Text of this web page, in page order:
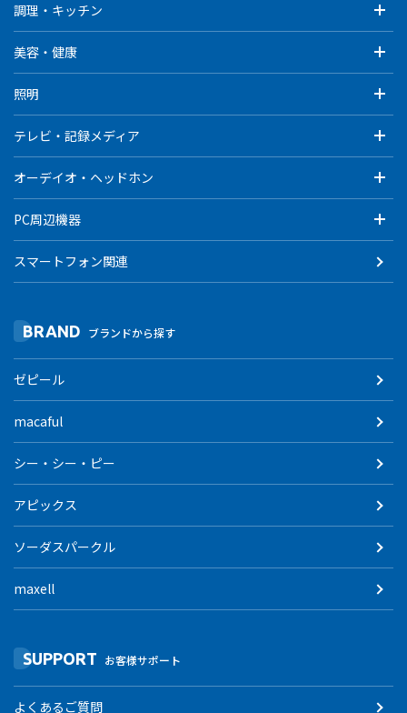
調理・キッチン
美容・健康
照明
テレビ・記録メディア
オーデイオ・ヘッドホン
PC周辺機器
スマートフォン関連
BRAND ブランドから探す
ゼピール
macaful
シー・シー・ピー
アピックス
ソーダスパークル
maxell
SUPPORT お客様サポート
よくあるご質問